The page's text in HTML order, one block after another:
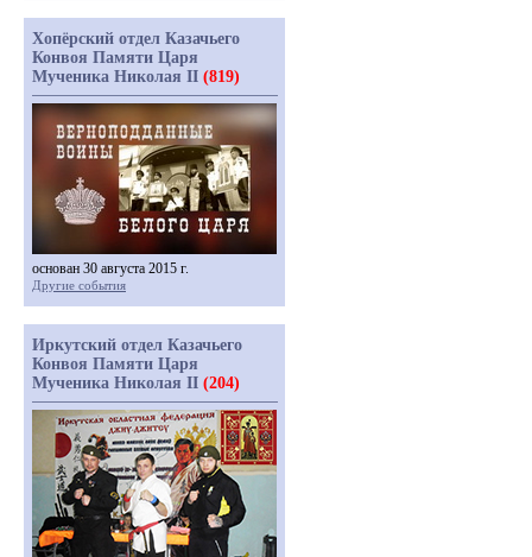
Хопёрский отдел Казачьего
Конвоя Памяти Царя
Мученика Николая II (819)
основан 30 августа 2015 г.
Другие события
Иркутский отдел Казачьего
Конвоя Памяти Царя
Мученика Николая II (204)